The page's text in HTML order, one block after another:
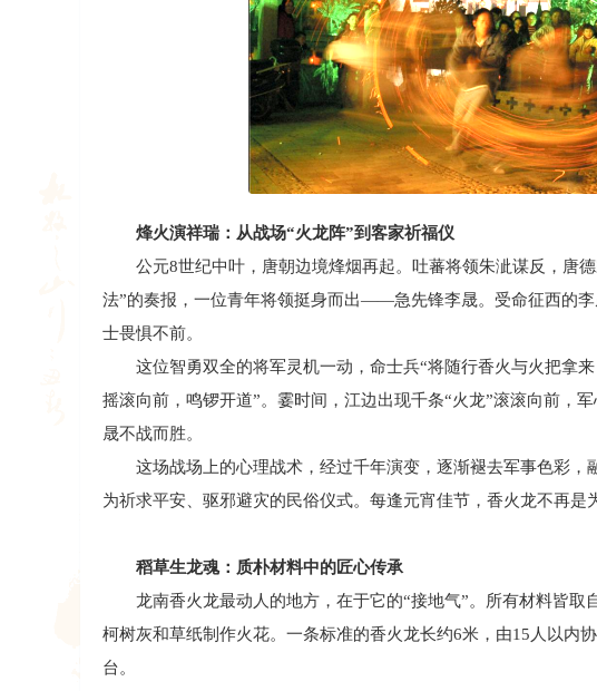
烽火演祥瑞：从战场“火龙阵”到客家祈福仪
公元8世纪中叶，唐朝边境烽烟再起。吐蕃将领朱泚谋反，唐德
法”的奏报，一位青年将领挺身而出——急先锋李晟。受命征西的
士畏惧不前。
这位智勇双全的将军灵机一动，命士兵“将随行香火与火把拿来
摇滚向前，鸣锣开道”。霎时间，江边出现千条“火龙”滚滚向前，
晟不战而胜。
这场战场上的心理战术，经过千年演变，逐渐褪去军事色彩，
为祈求平安、驱邪避灾的民俗仪式。每逢元宵佳节，香火龙不再是
稻草生龙魂：质朴材料中的匠心传承
龙南香火龙最动人的地方，在于它的“接地气”。所有材料皆取
柯树灰和草纸制作火花。一条标准的香火龙长约6米，由15人以内
台。